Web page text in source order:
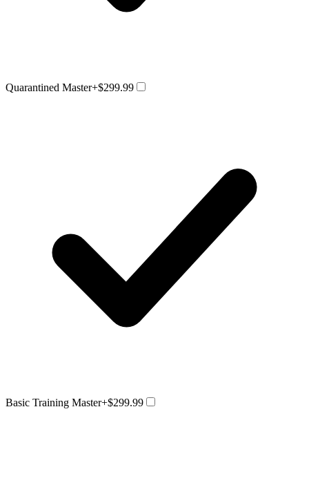
Quarantined Master+$299.99
Basic Training Master+$299.99